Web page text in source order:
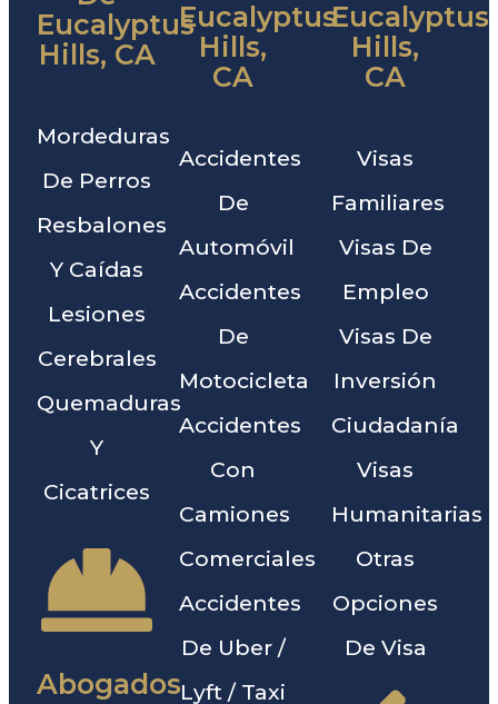
Eucalyptus
Hills, CA
Mordeduras
De Perros
Resbalones
Y Caídas
Lesiones
Cerebrales
Quemaduras
Y
Cicatrices
Abogados
Eucalyptus
Hills,
CA
Accidentes
De
Automóvil
Accidentes
De
Motocicleta
Accidentes
Con
Camiones
Comerciales
Accidentes
De Uber /
Lyft / Taxi
Eucalyptus
Hills,
CA
Visas
Familiares
Visas De
Empleo
Visas De
Inversión
Ciudadanía
Visas
Humanitarias
Otras
Opciones
De Visa